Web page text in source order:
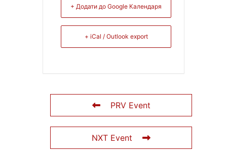
+ Додати до Google Календаря
+ iCal / Outlook export
PRV Event
NXT Event